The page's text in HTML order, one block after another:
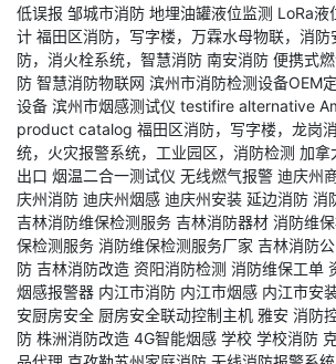
低误报 邹城市消防 地埋油罐液位监测 LoRa液
计 福田区消防，写字楼，万霖水母物联，消防
防，消火栓系统，智慧消防 南安消防 便携式
防 智慧消防物联网 滨州市消防检测设备OEM
设备 滨州市烟感测试仪 testifire alternative
product catalog 福田区消防，写字楼，龙岗
统，火灾报警系统，工业园区，消防检测 加拿
出口 烟温二合一测试仪 无线燃气报警 迪庆州
庆州消防 迪庆州烟感 迪庆州安装 延边消防 消
吉林消防维保检测服务 吉林消防器材 消防维
保检测服务 消防维保检测服务厂家 吉林消防
防 吉林消防改造 资阳消防检测 消防维保工单
烟感报警器 内江市消防 内江市烟感 内江市安
安厨房安全 厨房安全联动控制主机 雅安 消防
防 株洲消防改造 4G智能烟感 学校 学校消防